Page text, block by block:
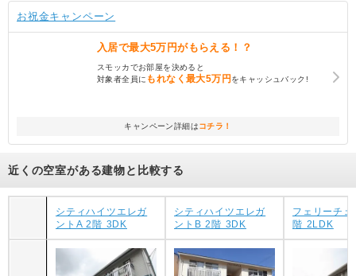
お祝金キャンペーン
入居で最大5万円がもらえる！？
スモッカでお部屋を決めると
対象者全員に もれなく最大5万円をキャッシュバック!
キャンペーン詳細はコチラ！
近くの空室がある建物と比較する
シティハイツエレガ
ントA 2階 3DK
シティハイツエレガ
ントB 2階 3DK
フェリーチ
階 2LDK